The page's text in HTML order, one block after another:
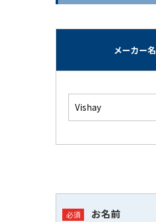
メーカー名
お名前